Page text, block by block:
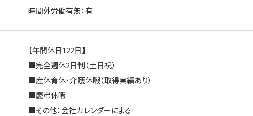
時間外労働有無：有
【年間休日122日】
■完全週休2日制（土日祝）
■産休育休・介護休暇（取得実績あり）
■慶弔休暇
■その他：会社カレンダーによる